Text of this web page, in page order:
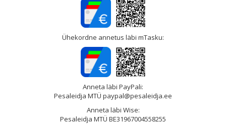
Ühekordne annetus läbi mTasku:
Anneta läbi PayPali:
Pesaleidja MTÜ paypal@pesaleidja.ee
Anneta läbi Wise:
Pesaleidja MTÜ BE31967004558255